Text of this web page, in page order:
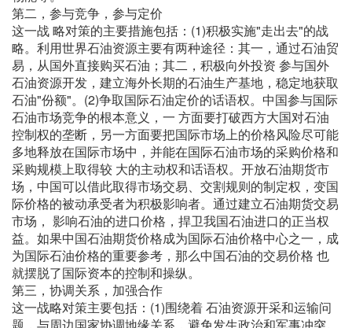
第二，参与竞争，参与定价
这一战 略对策的主要措施包括：(1)积极实施"走出去"的战
略。利用世界石油资源主要有两种途径：其一，通过石油贸
易，从国外直接购买石油；其二，积极向外投资 参与国外
石油资源开发，建立海外长期的石油生产基地，稳定地获取
石油"份额"。(2)争取国际石油定价的话语权。中国参与国际
石油市场竞争的根本意义，一 方面要打破西方大国对石油
控制权的垄断，另一方面要把国际市场上的价格风险尽可能
多地释放在国际市场中，并能在国际石油市场的采购价格和
采购规模上取得较 大的主动权和话语权。开放石油期货市
场，中国可以借此取得市场交易、交割规则的制定权，变国
际价格的被动承受者为积极影响者。通过建立石油期货交易
市场， 影响石油的进口价格，捍卫我国石油进口的正当权
益。如果中国石油期货价格成为国际石油价格中心之一，成
为国际石油价格的重要参考，那么中国石油的交易价格 也
就摆脱了国际资本的控制和操纵。
第三，协调关系，加强合作
这一战略对策主要包括：(1)围绕着 石油资源开采和运输问